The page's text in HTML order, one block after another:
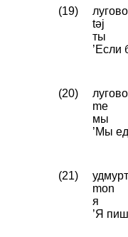
(19)
təj
ты
’Если
(20)
me
мы
’Мы
(21)
mon
я
’Я